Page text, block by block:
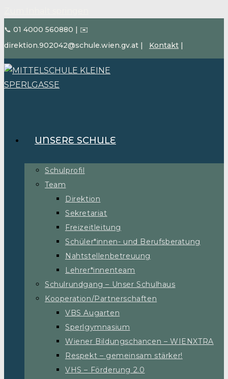
📞 01 4000 560880 | ✉️
direktion.902042@schule.wien.gv.at | Kontakt |
UNSERE SCHULE
Schulprofil
Team
Direktion
Sekretariat
Freizeitleitung
Schüler*innen- und Berufsberatung
Nahtstellenbetreuung
Lehrer*innenteam
Schulrundgang – Unser Schulhaus
Kooperation/Partnerschaften
VBS Augarten
Sperlgymnasium
Wiener Bildungschancen – WIENXTRA
Respekt – gemeinsam stärker!
VHS – Förderung 2.0